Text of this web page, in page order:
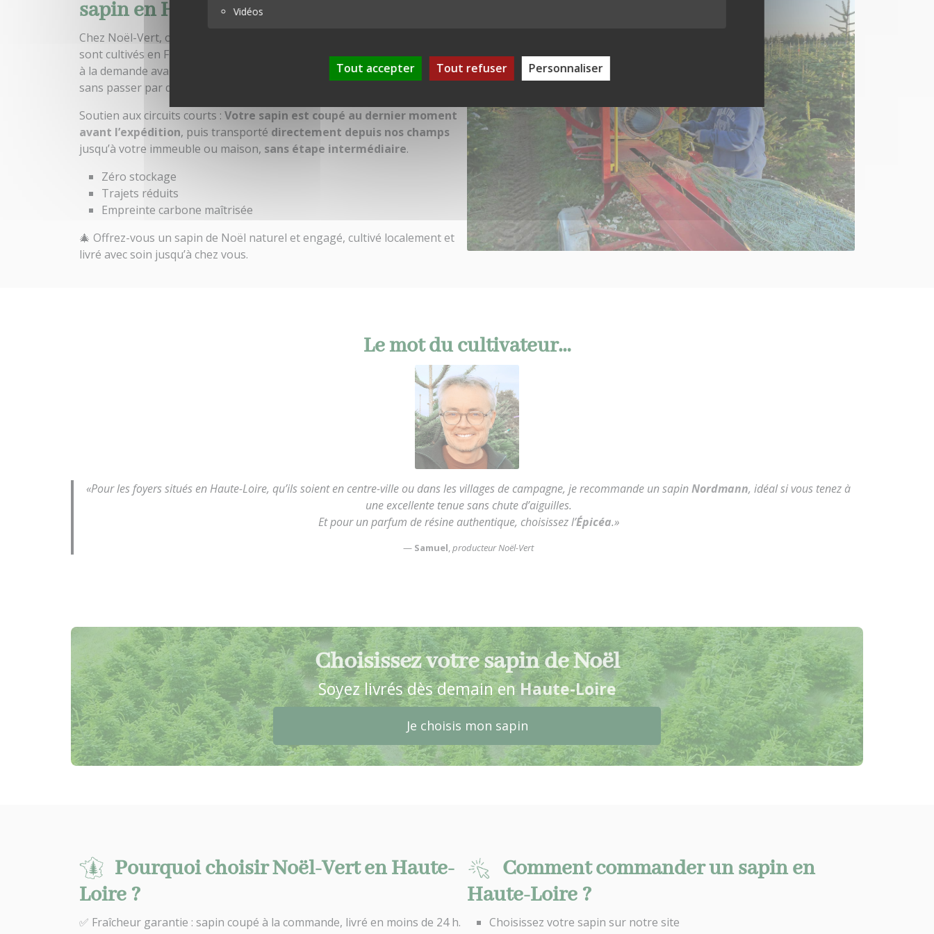
Vidéos
Tout accepter Tout refuser Personnaliser
sapin en Haute-Loire
Chez Noël-Vert, on ne fait pas venir les sapins de Scandinavie. Nos arbres
sont cultivés en France, dans le respect de leur cycle naturel, puis récoltés
à la demande avant d’être livrés dans la Région Auvergne-Rhône-Alpes,
sans passer par des entrepôts ou des plateformes logistiques.
Soutien aux circuits courts : Votre sapin est coupé au dernier moment
avant l’expédition, puis transporté directement depuis nos champs
jusqu’à votre immeuble ou maison, sans étape intermédiaire.
Zéro stockage
Trajets réduits
Empreinte carbone maîtrisée
🎄 Offrez-vous un sapin de Noël naturel et engagé, cultivé localement et
livré avec soin jusqu’à chez vous.
Le mot du cultivateur…
«Pour les foyers situés en Haute-Loire, qu’ils soient en centre-ville ou dans les villages de campagne, je recommande un sapinNordmann, idéal si vous tenez à
une excellente tenue sans chute d’aiguilles.
Et pour un parfum de résine authentique, choisissez l’Épicéa.»
— Samuel,producteur Noël-Vert
Choisissez votre sapin de Noël
Soyez livrés dès demain en Haute-Loire
Je choisis mon sapin
Pourquoi choisir Noël-Vert en Haute-
Loire ?
✅ Fraîcheur garantie : sapin coupé à la commande, livré en moins de 24 h.
Comment commander un sapin en
Haute-Loire ?
Choisissez votre sapin sur notre site